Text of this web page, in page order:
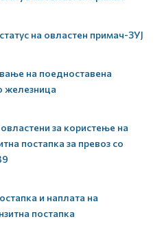
на овластен примач-ЗУЈ
на поедноставена
железница
за користење на
постапка за превоз со
и наплата на
постапка